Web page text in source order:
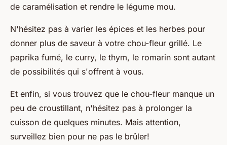
de caramélisation et rendre le légume mou.
N'hésitez pas à varier les épices et les herbes pour
donner plus de saveur à votre chou-fleur grillé. Le
paprika fumé, le curry, le thym, le romarin sont autant
de possibilités qui s'offrent à vous.
Et enfin, si vous trouvez que le chou-fleur manque un
peu de croustillant, n'hésitez pas à prolonger la
cuisson de quelques minutes. Mais attention,
surveillez bien pour ne pas le brûler!